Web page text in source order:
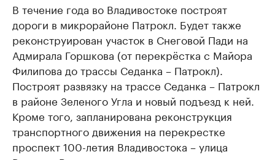
В течение года во Владивостоке построят
дороги в микрорайоне Патрокл. Будет также
реконструирован участок в Снеговой Пади на
Адмирала Горшкова (от перекрёстка с Майора
Филипова до трассы Седанка – Патрокл).
Построят развязку на трассе Седанка – Патрокл
в районе Зеленого Угла и новый подъезд к ней.
Кроме того, запланирована реконструкция
транспортного движения на перекрестке
проспект 100-летия Владивостока – улица